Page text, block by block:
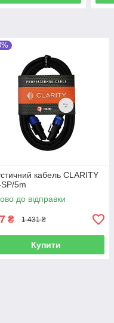
кабель CLARITY
5m
до відправки
₴ 1 431 ₴
Купити